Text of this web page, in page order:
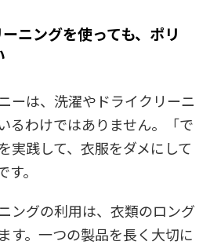
ニングを使っても、ポリ
ーは、洗濯やドライクリーニ
るわけではありません。「で
実践して、衣服をダメにして
。
ングの利用は、衣類のロング
す。一つの製品を長く大切に